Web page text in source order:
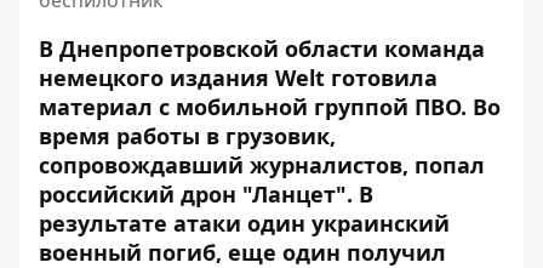
В Днепропетровской области команда
немецкого издания Welt готовила
материал с мобильной группой ПВО. Во
время работы в грузовик,
сопровождавший журналистов, попал
российский дрон "Ланцет". В
результате атаки один украинский
военный погиб, еще один получил